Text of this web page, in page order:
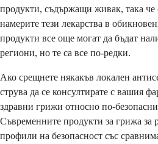
продукти, съдържащи живак, така че
намерите тези лекарства в
продукти все още могат да бъдат
региони, но те са все по-редки.
Ако срещнете някакъв локален
струва да се консултирате с вашия
здравни грижи относно по-
Съвременните продукти за грижа за
профили на безопасност със